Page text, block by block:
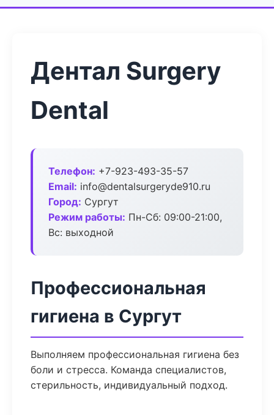
Дентал Surgery
Dental
Телефон: +7-923-493-35-57
Email: info@dentalsurgeryde910.ru
Город: Сургут
Режим работы: Пн-Сб: 09:00-21:00,
Вс: выходной
Профессиональная
гигиена в Сургут
Выполняем профессиональная гигиена без
боли и стресса. Команда специалистов,
стерильность, индивидуальный подход.